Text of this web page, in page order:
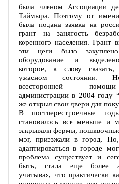
была членом Ассоциации
Таймыра. Поэтому от
была подана заявка на
грант на занятость
коренного населения. Грант
эти цели было
оборудование и
которое, к слову
ужасном состоянии.
всесторонней
администрации в 2004 году
же открыл свои двери для
В постперестроечные
становилось все меньше и
закрывали фермы,
мог, приезжали в город.
адаптироваться в городе
проблема существует и
быть, стала еще более
учитывая, что практически